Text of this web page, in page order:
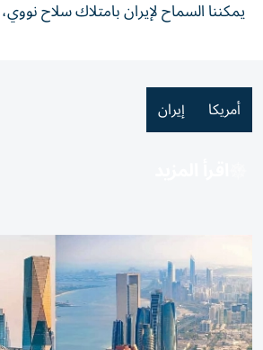
يمكننا السماح لإيران بامتلاك سلاح
أمريكا إيران